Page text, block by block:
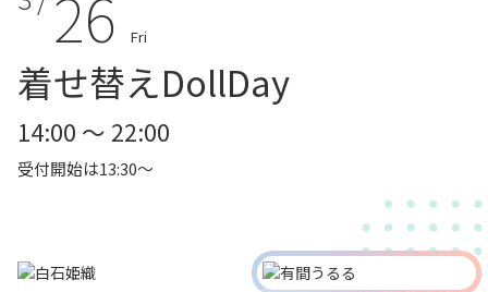
Fri
着せ替えDollDay
14:00 ～ 22:00
受付開始は13:30～